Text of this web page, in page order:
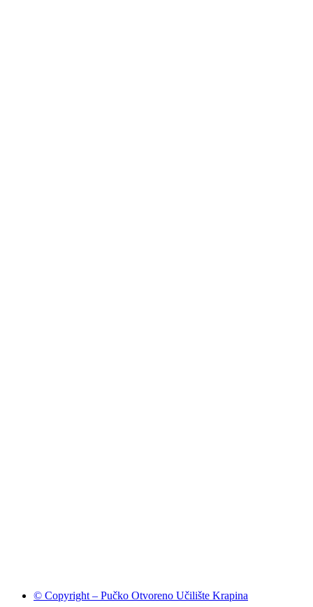
© Copyright – Pučko Otvoreno Učilište Krapina